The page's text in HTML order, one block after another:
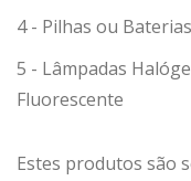
4 - Pilhas ou
5 - Lâmpadas
Fluorescente
Estes produtos são